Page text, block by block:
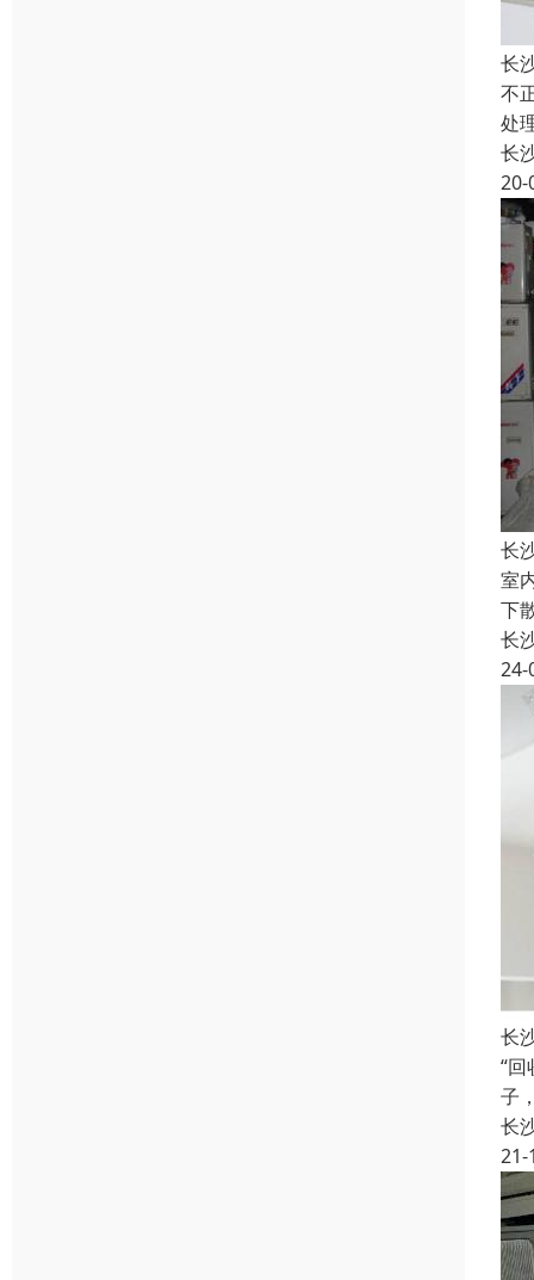
长
不
处
长
20-
长
室
下
长
24-
长
“
子
长
21-